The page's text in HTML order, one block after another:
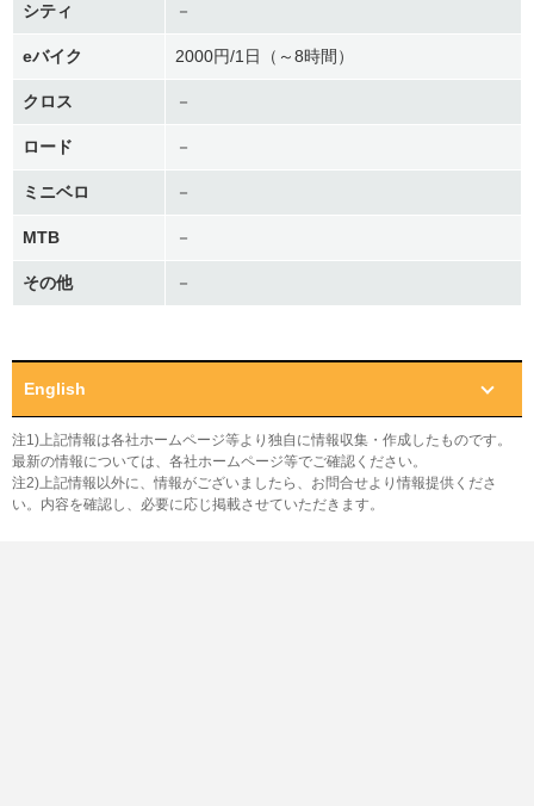
シティ －
eバイク 2000円/1日（～8時間）
クロス －
ロード －
ミニベロ －
MTB －
その他 －
English
注1)上記情報は各社ホームページ等より独自に情報収集・作成したものです。
最新の情報については、各社ホームページ等でご確認ください。
注2)上記情報以外に、情報がございましたら、お問合せより情報提供くださ
い。内容を確認し、必要に応じ掲載させていただきます。